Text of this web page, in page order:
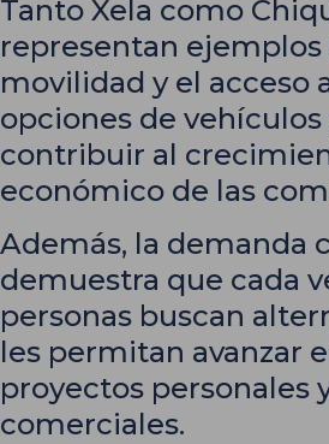
Tanto Xela como
representan ejemplos
movilidad y el acceso
opciones de
contribuir al
económico de las
Además, la demanda
demuestra que cada
personas buscan
les permitan avanzar
proyectos personales
comerciales.